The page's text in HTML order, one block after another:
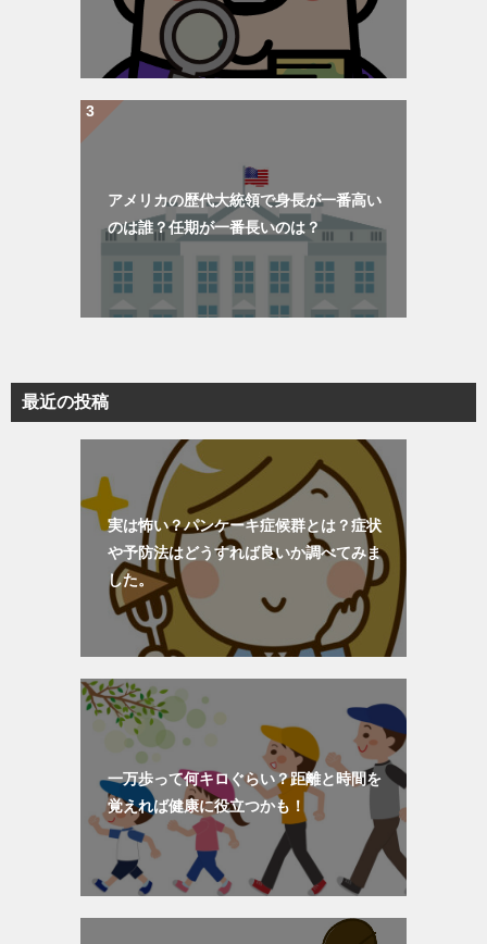
アメリカの歴代大統領で身長が一番高い
のは誰？任期が一番長いのは？
最近の投稿
実は怖い？パンケーキ症候群とは？症状
や予防法はどうすれば良いか調べてみま
した。
一万歩って何キロぐらい？距離と時間を
覚えれば健康に役立つかも！